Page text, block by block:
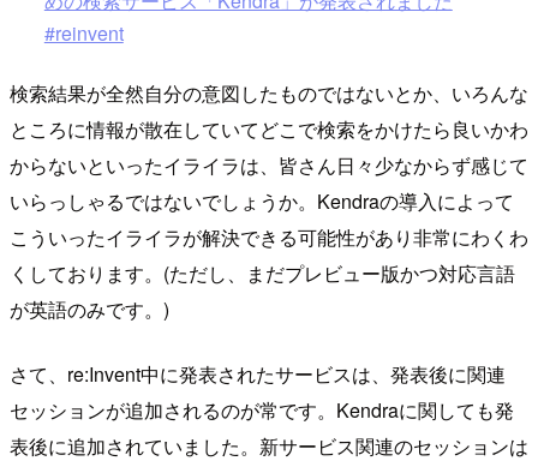
#reinvent
検索結果が全然自分の意図したものではないとか、いろんな
ところに情報が散在していてどこで検索をかけたら良いかわ
からないといったイライラは、皆さん日々少なからず感じて
いらっしゃるではないでしょうか。Kendraの導入によって
こういったイライラが解決できる可能性があり非常にわくわ
くしております。(ただし、まだプレビュー版かつ対応言語
が英語のみです。)
さて、re:Invent中に発表されたサービスは、発表後に関連
セッションが追加されるのが常です。Kendraに関しても発
表後に追加されていました。新サービス関連のセッションは